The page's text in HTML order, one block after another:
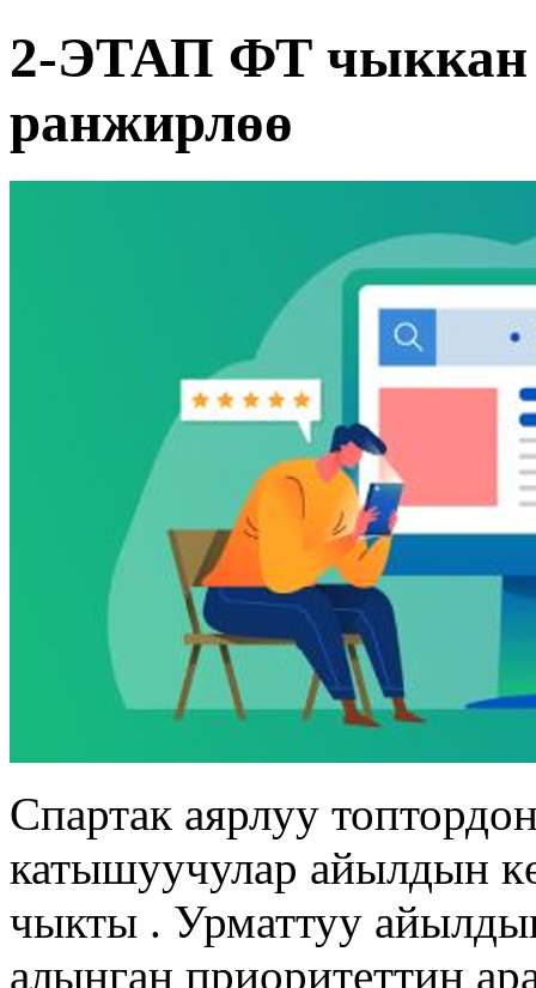
2-ЭТАП ФТ чыккан
ранжирлөө
Спартак аярлуу
катышуучулар айылдын
чыкты . Урматтуу
алынган приоритеттин